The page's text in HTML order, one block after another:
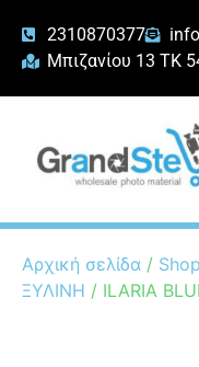
2310870377
Μπιζανίου 13 ΤΚ
Αρχική σελίδα / Shop
ΞΥΛΙΝΗ / ILARIA